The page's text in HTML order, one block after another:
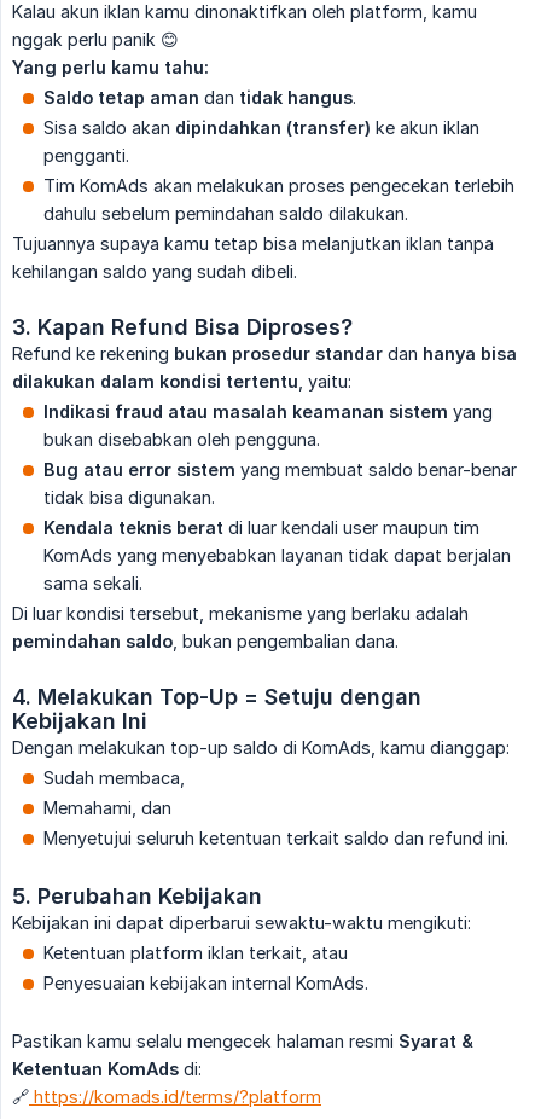
Kalau akun iklan kamu dinonaktifkan oleh platform, kamu
nggak perlu panik 😊
Yang perlu kamu tahu:
Saldo tetap aman dan tidak hangus.
Sisa saldo akan dipindahkan (transfer) ke akun iklan
pengganti.
Tim KomAds akan melakukan proses pengecekan terlebih
dahulu sebelum pemindahan saldo dilakukan.
Tujuannya supaya kamu tetap bisa melanjutkan iklan tanpa
kehilangan saldo yang sudah dibeli.
3. Kapan Refund Bisa Diproses?
Refund ke rekening bukan prosedur standar dan hanya bisa
dilakukan dalam kondisi tertentu , yaitu:
Indikasi fraud atau masalah keamanan sistem yang
bukan disebabkan oleh pengguna.
Bug atau error sistem yang membuat saldo benar-benar
tidak bisa digunakan.
Kendala teknis berat di luar kendali user maupun tim
KomAds yang menyebabkan layanan tidak dapat berjalan
sama sekali.
Di luar kondisi tersebut, mekanisme yang berlaku adalah
pemindahan saldo , bukan pengembalian dana.
4. Melakukan Top-Up = Setuju dengan
Kebijakan Ini
Dengan melakukan top-up saldo di KomAds, kamu dianggap:
Sudah membaca,
Memahami, dan
Menyetujui seluruh ketentuan terkait saldo dan refund ini.
5. Perubahan Kebijakan
Kebijakan ini dapat diperbarui sewaktu-waktu mengikuti:
Ketentuan platform iklan terkait, atau
Penyesuaian kebijakan internal KomAds.
Pastikan kamu selalu mengecek halaman resmi Syarat &
Ketentuan KomAds di:
🔗 https://komads.id/terms/?platform